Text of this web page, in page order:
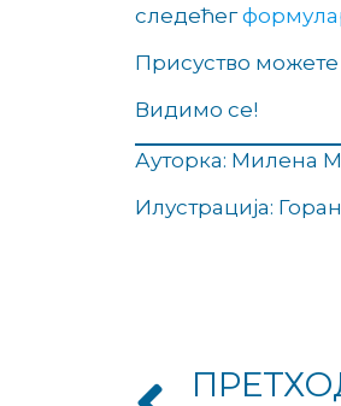
следећег
Присуство
Видимо се!
Ауторка: Милена
Илустрација: